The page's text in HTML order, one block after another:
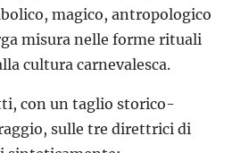
magico, antropologico
misura nelle forme rituali
cultura carnevalesca.
con un taglio storico-
sulle tre direttrici di